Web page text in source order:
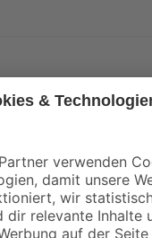
Angebote und Aktionen